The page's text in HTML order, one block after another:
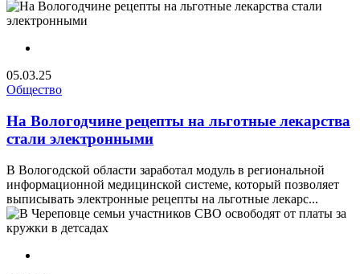
05.03.25
Общество
На Вологодчине рецепты на льготные лекарства
стали электронными
В Вологодской области заработал модуль в региональной
информационной медицинской системе, который позволяет
выписывать электронные рецепты на льготные лекарс...